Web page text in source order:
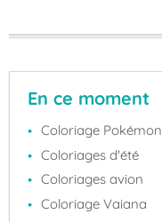
En ce moment
Coloriage Pokémon
Coloriages d'été
Coloriages avion
Coloriage Vaiana